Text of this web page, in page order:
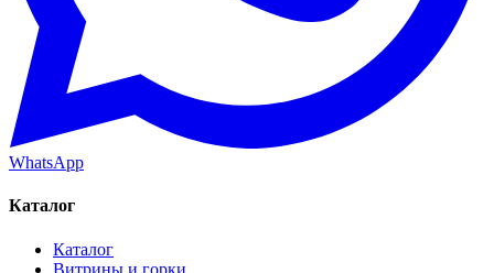
WhatsApp
Каталог
Каталог
Витрины и горки